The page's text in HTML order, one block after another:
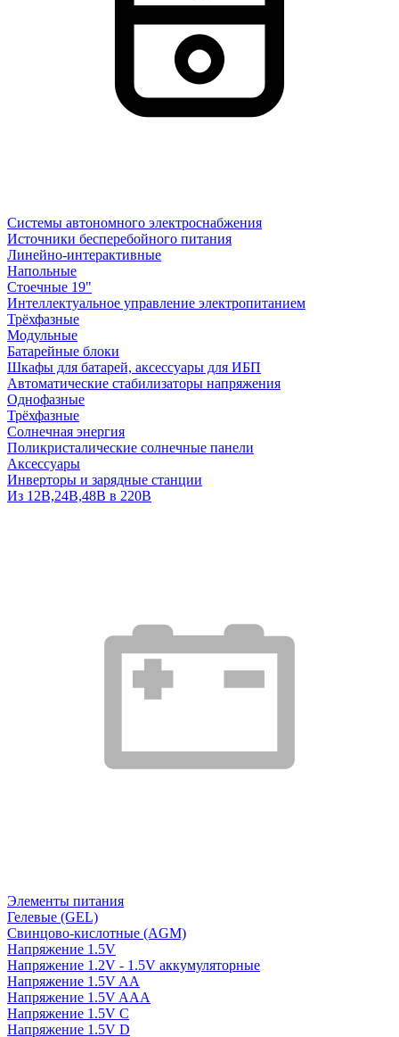
Системы автономного электроснабжения
Источники бесперебойного питания
Линейно-интерактивные
Напольные
Стоечные 19"
Интеллектуальное управление электропитанием
Трёхфазные
Модульные
Батарейные блоки
Шкафы для батарей, аксессуары для ИБП
Автоматические стабилизаторы напряжения
Однофазные
Трёхфазные
Солнечная энергия
Поликристалические солнечные панели
Аксессуары
Инверторы и зарядные станции
Из 12В,24В,48В в 220В
Элементы питания
Гелевые (GEL)
Свинцово-кислотные (AGM)
Напряжение 1.5V
Напряжение 1.2V - 1.5V аккумуляторные
Напряжение 1.5V AA
Напряжение 1.5V AAA
Напряжение 1.5V C
Напряжение 1.5V D